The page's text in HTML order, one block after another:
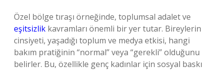
Özel bölge tıraşı örneğinde, toplumsal adalet ve
eşitsizlik kavramları önemli bir yer tutar. Bireylerin
cinsiyeti, yaşadığı toplum ve medya etkisi, hangi
bakım pratiğinin “normal” veya “gerekli” olduğunu
belirler. Bu, özellikle genç kadınlar için sosyal baskı